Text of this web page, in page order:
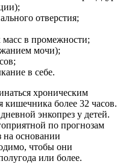
отверстия;
в промежности;
мочи);
в себе.
хроническим
более 32 часов.
энкопрез у детей.
по прогнозам
на основании
чтобы они
или более.